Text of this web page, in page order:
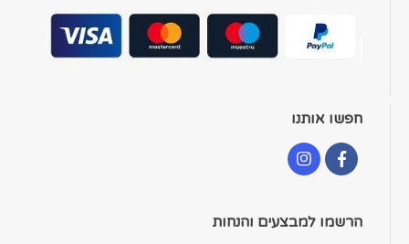
חפשו אותנו
הרשמו למבצעים והנחות